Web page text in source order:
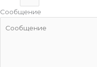
Сообщение